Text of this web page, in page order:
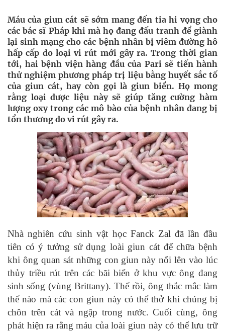
Máu của giun cát sẽ sớm mang đến tia hi vọng cho
các bác sĩ Pháp khi mà họ đang đấu tranh để giành
lại sinh mạng cho các bệnh nhân bị viêm đường hô
hấp cấp do loại vi rút mới gây ra. Trong thời gian
tới, hai bệnh viện hàng đầu của Pari sẽ tiến hành
thử nghiệm phương pháp trị liệu bằng huyết sắc tố
của giun cát, hay còn gọi là giun biển. Họ mong
rằng loại dược liệu này sẽ giúp tăng cường hàm
lượng oxy trong các mô bào của bệnh nhân đang bị
tổn thương do vi rút gây ra.
Nhà nghiên cứu sinh vật học Fanck Zal đã lần đầu
tiên có ý tưởng sử dụng loài giun cát để chữa bệnh
khi ông quan sát những con giun này nổi lên vào lúc
thủy triều rút trên các bãi biển ở khu vực ông đang
sinh sống (vùng Brittany). Thế rồi, ông thắc mắc làm
thế nào mà các con giun này có thể thở khi chúng bị
chôn trên cát và ngập trong nước. Cuối cùng, ông
phát hiện ra rằng máu của loài giun này có thể lưu trữ